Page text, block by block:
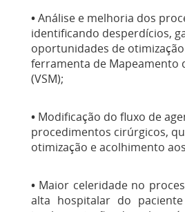
•Análise e melhoria dos
identificando desperdícios,
oportunidades de
ferramenta de Mapeamento
(VSM);
• Modificação do fluxo de
procedimentos cirúrgicos,
otimização e acolhimento
• Maior celeridade no
alta hospitalar do